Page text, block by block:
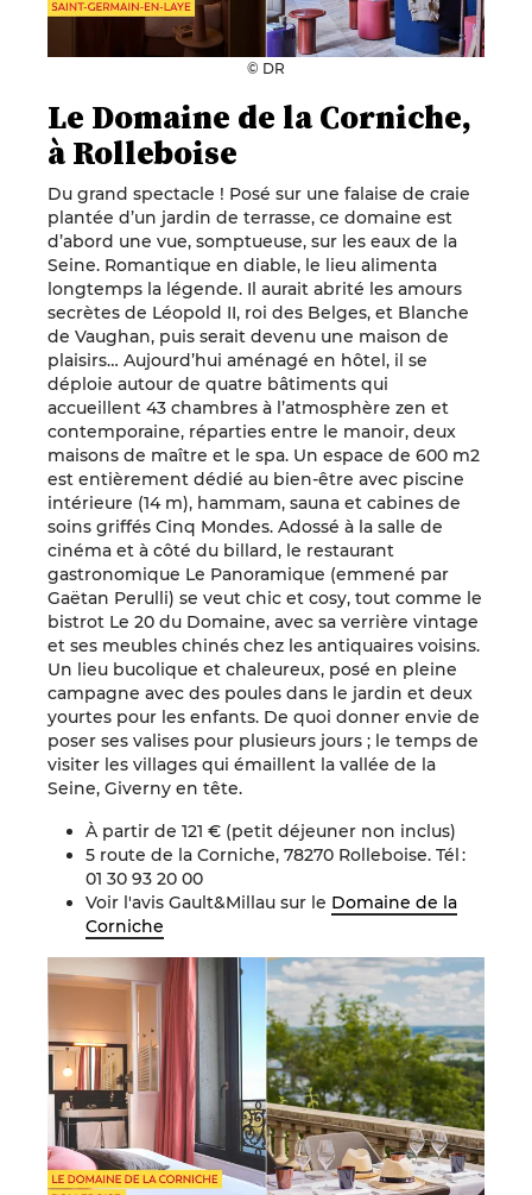
© DR
Le Domaine de la Corniche,
à Rolleboise
Du grand spectacle ! Posé sur une falaise de craie
plantée d’un jardin de terrasse, ce domaine est
d’abord une vue, somptueuse, sur les eaux de la
Seine. Romantique en diable, le lieu alimenta
longtemps la légende. Il aurait abrité les amours
secrètes de Léopold II, roi des Belges, et Blanche
de Vaughan, puis serait devenu une maison de
plaisirs… Aujourd’hui aménagé en hôtel, il se
déploie autour de quatre bâtiments qui
accueillent 43 chambres à l’atmosphère zen et
contemporaine, réparties entre le manoir, deux
maisons de maître et le spa. Un espace de 600 m2
est entièrement dédié au bien-être avec piscine
intérieure (14 m), hammam, sauna et cabines de
soins griffés Cinq Mondes. Adossé à la salle de
cinéma et à côté du billard, le restaurant
gastronomique Le Panoramique (emmené par
Gaëtan Perulli) se veut chic et cosy, tout comme le
bistrot Le 20 du Domaine, avec sa verrière vintage
et ses meubles chinés chez les antiquaires voisins.
Un lieu bucolique et chaleureux, posé en pleine
campagne avec des poules dans le jardin et deux
yourtes pour les enfants. De quoi donner envie de
poser ses valises pour plusieurs jours ; le temps de
visiter les villages qui émaillent la vallée de la
Seine, Giverny en tête.
À partir de 121 € (petit déjeuner non inclus)
5 route de la Corniche, 78270 Rolleboise. Tél :
01 30 93 20 00
Voir l'avis Gault&Millau sur le Domaine de la
Corniche